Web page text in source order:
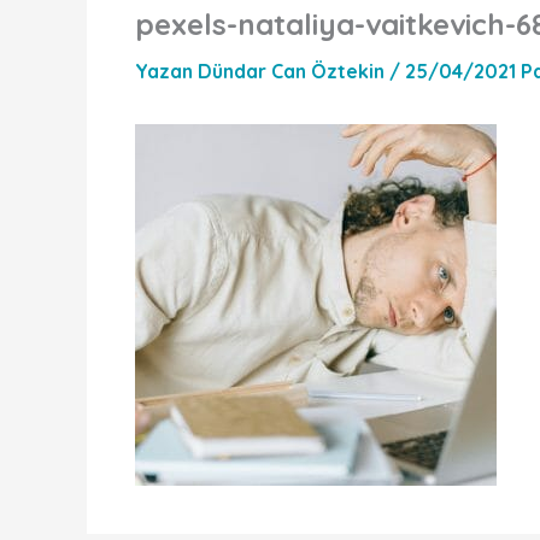
pexels-nataliya-vaitkevich-
Yazan Dündar Can Öztekin / 25/04/2021